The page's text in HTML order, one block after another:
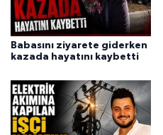
Babasını ziyarete giderken
kazada hayatını kaybetti